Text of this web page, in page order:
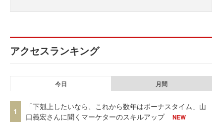
アクセスランキング
今日 月間
1
「下剋上したいなら、これから数年はボーナスタイム」山
口義宏さんに聞くマーケターのスキルアップ
NEW